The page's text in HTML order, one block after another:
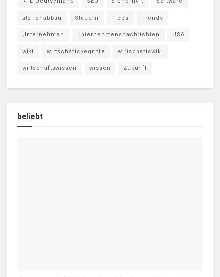
stellenabbau Steuern Tipps Trends
Unternehmen unternehmensnachrichten USA
wiki wirtschaftsbegriffe wirtschaftswiki
wirtschaftswissen wissen Zukunft
beliebt